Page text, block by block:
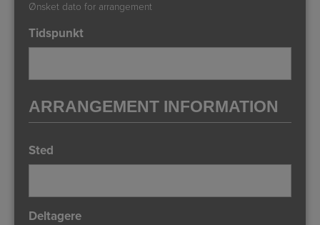
slash
MM
slash
Ønsket dato for arrangement
Tidspunkt
ARRANGEMENT INFORMATION
Sted
Deltagere